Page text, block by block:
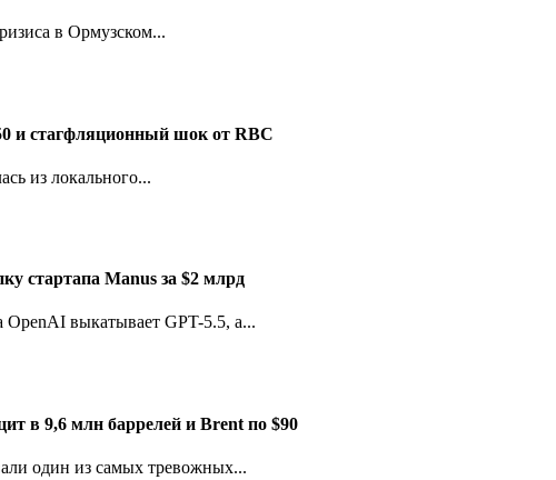
в Ормузском...
и стагфляционный шок от RBC
из локального...
стартапа Manus за $2 млрд
OpenAI выкатывает GPT-5.5, а...
в 9,6 млн баррелей и Brent по $90
один из самых тревожных...